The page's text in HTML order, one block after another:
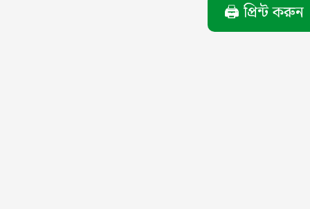
🖨️ প্রিন্ট করুন